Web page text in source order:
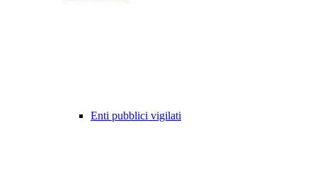
Enti pubblici vigilati